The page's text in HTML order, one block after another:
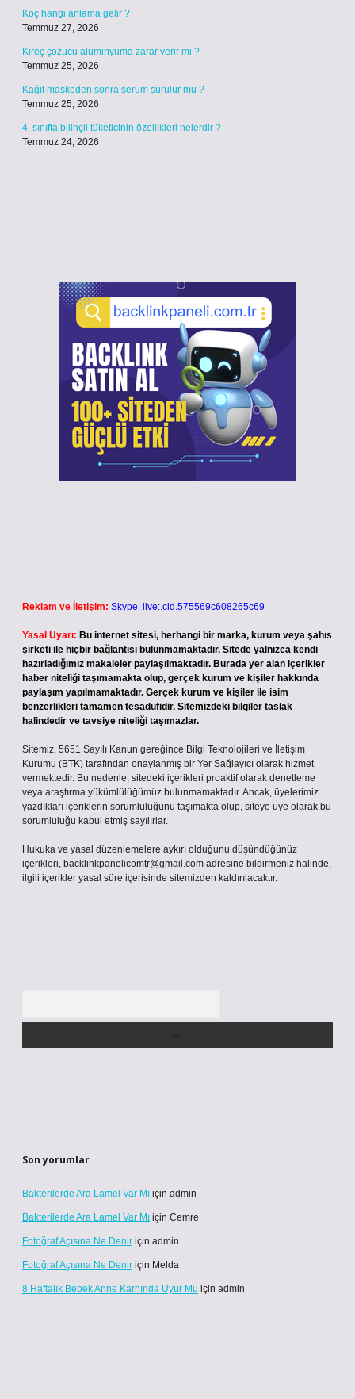
Koç hangi anlama gelir ?
Temmuz 27, 2026
Kireç çözücü alüminyuma zarar verir mi ?
Temmuz 25, 2026
Kağıt maskeden sonra serum sürülür mü ?
Temmuz 25, 2026
4. sınıfta bilinçli tüketicinin özellikleri nelerdir ?
Temmuz 24, 2026
Reklam ve İletişim: Skype: live:.cid.575569c608265c69
Yasal Uyarı: Bu internet sitesi, herhangi bir marka, kurum veya şahıs
şirketi ile hiçbir bağlantısı bulunmamaktadır. Sitede yalnızca kendi
hazırladığımız makaleler paylaşılmaktadır. Burada yer alan içerikler
haber niteliği taşımamakta olup, gerçek kurum ve kişiler hakkında
paylaşım yapılmamaktadır. Gerçek kurum ve kişiler ile isim
benzerlikleri tamamen tesadüfidir. Sitemizdeki bilgiler taslak
halindedir ve tavsiye niteliği taşımazlar.
Sitemiz, 5651 Sayılı Kanun gereğince Bilgi Teknolojileri ve İletişim
Kurumu (BTK) tarafından onaylanmış bir Yer Sağlayıcı olarak hizmet
vermektedir. Bu nedenle, sitedeki içerikleri proaktif olarak denetleme
veya araştırma yükümlülüğümüz bulunmamaktadır. Ancak, üyelerimiz
yazdıkları içeriklerin sorumluluğunu taşımakta olup, siteye üye olarak bu
sorumluluğu kabul etmiş sayılırlar.
Hukuka ve yasal düzenlemelere aykırı olduğunu düşündüğünüz
içerikleri, backlinkpanelicomtr@gmail.com adresine bildirmeniz halinde,
ilgili içerikler yasal süre içerisinde sitemizden kaldırılacaktır.
Son yorumlar
Bakterilerde Ara Lamel Var Mı için admin
Bakterilerde Ara Lamel Var Mı için Cemre
Fotoğraf Açısına Ne Denir için admin
Fotoğraf Açısına Ne Denir için Melda
8 Haftalık Bebek Anne Karnında Uyur Mu için admin